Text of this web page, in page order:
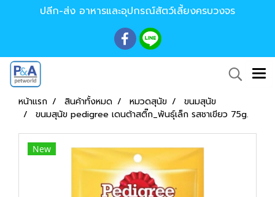
ปลีก-ส่ง อาหารและอุปกรณ์สัตว์เลี้ยงครบวงจร
หน้าแรก สินค้าทั้งหมด หมวดสุนัข
ขนมสุนัข
ขนมสุนัข pedigree เดนต้าสติ๊ก_พันธุ์เล็ก รสชาเขียว 75g.
New